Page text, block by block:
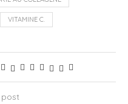
VITAMINE C.